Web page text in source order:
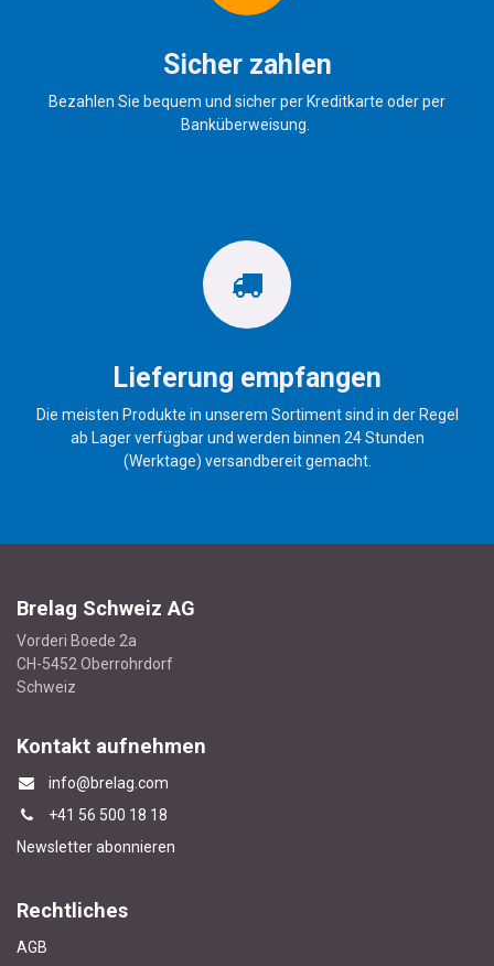
Sicher zahlen
Bezahlen Sie bequem und sicher per Kreditkarte oder per
Banküberweisung.
Lieferung empfangen
Die meisten Produkte in unserem Sortiment sind in der Regel
ab Lager verfügbar und werden binnen 24 Stunden
(Werktage) versandbereit gemacht.
Brelag Schweiz AG
Vorderi Boede 2a
CH-5452 Oberrohrdorf
Schweiz
Kontakt aufnehmen
info@brelag.com
+41 56 500 18 18
Newsletter abonnieren
Rechtliches
AGB